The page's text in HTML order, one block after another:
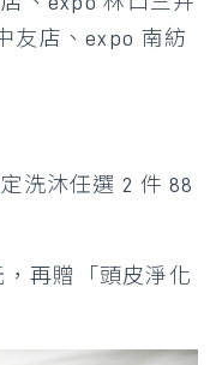
友店、expo 南紡
洗沐任選 2 件 88
，再贈「頭皮淨化